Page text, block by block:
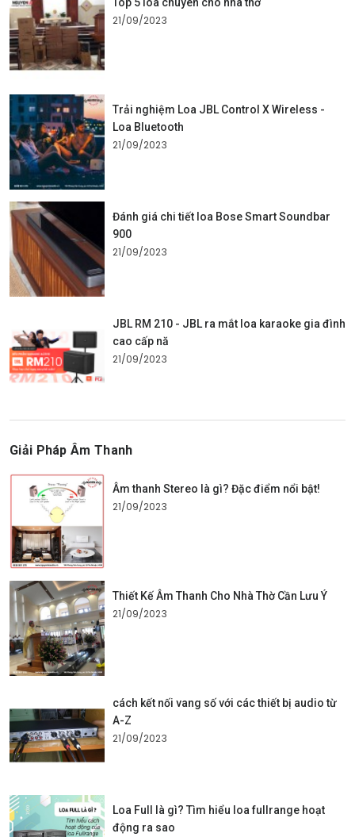
21/09/2023
Trải nghiệm Loa JBL Control X Wireless -
Loa Bluetooth
21/09/2023
Đánh giá chi tiết loa Bose Smart Soundbar
900
21/09/2023
JBL RM 210 - JBL ra mắt loa karaoke gia đình
cao cấp nă
21/09/2023
Giải Pháp Âm Thanh
Âm thanh Stereo là gì? Đặc điểm nổi bật!
21/09/2023
Thiết Kế Âm Thanh Cho Nhà Thờ Cần Lưu Ý
21/09/2023
cách kết nối vang số với các thiết bị audio từ
A-Z
21/09/2023
Loa Full là gì? Tìm hiểu loa fullrange hoạt
động ra sao